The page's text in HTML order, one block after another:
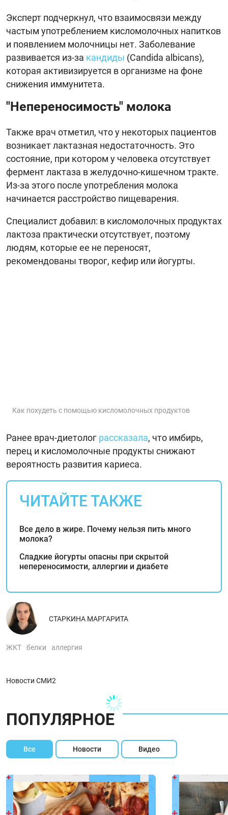
Эксперт подчеркнул, что взаимосвязи между
частым употреблением кисломолочных напитков
и появлением молочницы нет. Заболевание
развивается из-за кандиды (Candida albicans),
которая активизируется в организме на фоне
снижения иммунитета.
"Непереносимость" молока
Также врач отметил, что у некоторых пациентов
возникает лактазная недостаточность. Это
состояние, при котором у человека отсутствует
фермент лактаза в желудочно-кишечном тракте.
Из-за этого после употребления молока
начинается расстройство пищеварения.
Специалист добавил: в кисломолочных продуктах
лактоза практически отсутствует, поэтому
людям, которые ее не переносят,
рекомендованы творог, кефир или йогурты.
Как похудеть с помощью кисломолочных продуктов
Ранее врач-диетолог рассказала, что имбирь,
перец и кисломолочные продукты снижают
вероятность развития кариеса.
ЧИТАЙТЕ ТАКЖЕ
Все дело в жире. Почему нельзя пить много
молока?
Сладкие йогурты опасны при скрытой
непереносимости, аллергии и диабете
СТАРКИНА МАРГАРИТА
ЖКТ белки аллергия
Новости СМИ2
ПОПУЛЯРНОЕ
Все Новости Видео